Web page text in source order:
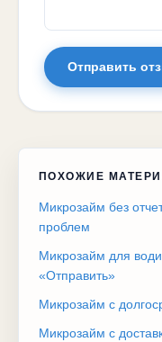
Отправить
ПОХОЖИЕ
Микрозайм без
проблем
Микрозайм для
«Отправить»
Микрозайм с
Микрозайм с